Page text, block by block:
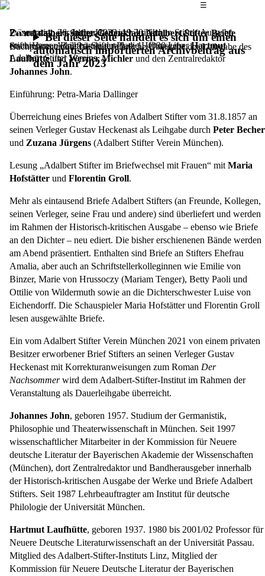
Das
☰
Bei dieser Seite handelt es sich um einen
automatisch importierten Archivbeitrag aus
dem Jahr 2023
Zum Adalbert-Stifter-Gedenktag: Adalbert Stifter Briefe
Buchpräsentation, Lesung, feierliche Übergabe der Leihgabe des
Adalbert Stifter Vereins
Präsentation der in der Historisch-kritischen Stifter-Ausgabe
erschienenen Briefbände durch die HerausgeberHartmut
LaufhütteundWerner Michler und den Zentralredaktor
Johannes John.
Einführung: Petra-Maria Dallinger
Überreichung eines Briefes von Adalbert Stifter vom 31.8.1857 an
seinen Verleger Gustav Heckenast als Leihgabe durch Peter Becher
und Zuzana Jürgens (Adalbert Stifter Verein München).
Lesung „Adalbert Stifter im Briefwechsel mit Frauen“ mit Maria
Hofstätter und Florentin Groll.
Mehr als eintausend Briefe Adalbert Stifters (an Freunde, Kollegen,
seinen Verleger, seine Frau und andere) sind überliefert und werden
im Rahmen der Historisch-kritischen Ausgabe – ebenso wie Briefe
an den Dichter – neu ediert. Die bisher erschienenen Bände werden
am Abend präsentiert. Enthalten sind Briefe an Stifters Ehefrau
Amalia, aber auch an Schriftstellerkolleginnen wie Emilie von
Binzer, Marie von Hrussoczy (Mariam Tenger), Betty Paoli und
Ottilie von Wildermuth sowie an die Dichterschwester Luise von
Eichendorff. Die Schauspieler Maria Hofstätter und Florentin Groll
lesen ausgewählte Briefe.
Ein vom Adalbert Stifter Verein München 2021 von einem privaten
Besitzer erworbener Brief Stifters an seinen Verleger Gustav
Heckenast mit Korrekturanweisungen zum Roman Der
Nachsommerwird dem Adalbert-Stifter-Institut im Rahmen der
Veranstaltung als Dauerleihgabe überreicht.
Johannes John, geboren 1957. Studium der Germanistik,
Philosophie und Theaterwissenschaft in München. Seit 1997
wissenschaftlicher Mitarbeiter in der Kommission für Neuere
deutsche Literatur der Bayerischen Akademie der Wissenschaften
(München), dort Zentralredaktor und Bandherausgeber innerhalb
der Historisch-kritischen Ausgabe der Werke und Briefe Adalbert
Stifters. Seit 1987 Lehrbeauftragter am Institut für deutsche
Philologie der Universität München.
Hartmut Laufhütte, geboren 1937. 1980 bis 2001/02 Professor für
Neuere Deutsche Literaturwissenschaft an der Universität Passau.
Mitglied des Adalbert-Stifter-Instituts Linz, Mitglied der
Kommission für Neuere Deutsche Literatur der Bayerischen
Donnerstag, 26. Januar 2023,19.30 Uhr
StifterHaus, Adalbert-Stifter-Platz 1, 4020 Linz